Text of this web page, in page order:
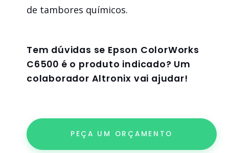
de tambores químicos.
Tem dúvidas se Epson ColorWorks
C6500 é o produto indicado? Um
colaborador Altronix vai ajudar!
PEÇA UM ORÇAMENTO